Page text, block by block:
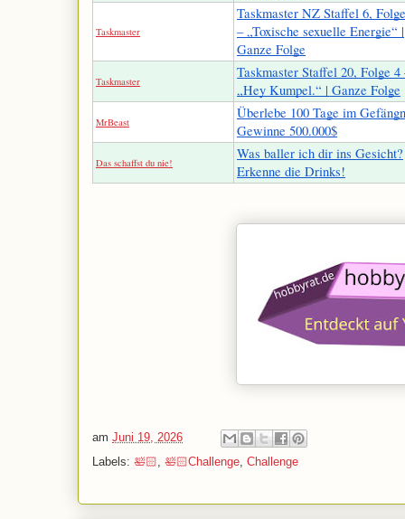
Taskmaster
Taskmaster NZ Staffel 6,
– „Toxische sexuelle Energie“ |
Ganze Folge
Taskmaster
Taskmaster Staffel 20, Folge 4
„Hey Kumpel.“ | Ganze Folge
MrBeast
Überlebe 100 Tage im
Gewinne 500.000$
Das schaffst du nie!
Was baller ich dir ins Gesicht?
Erkenne die Drinks!
am Juni 19, 2026
Labels: 🛀🏻 🛀🏻Challenge Challenge